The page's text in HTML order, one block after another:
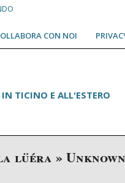
CON NOI
TICINO E ALL'ESTERO
lüéra »Unknown